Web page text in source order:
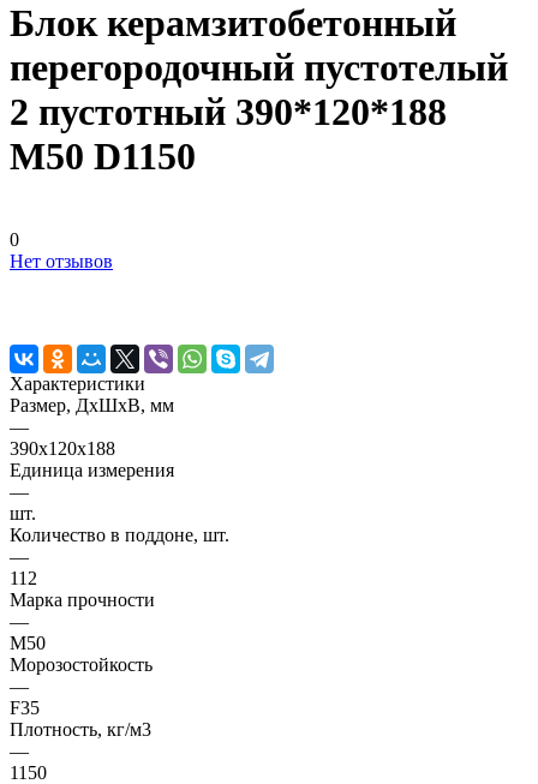
Блок керамзитобетонный
перегородочный пустотелый
2 пустотный 390*120*188
М50 D1150
0
Нет отзывов
Характеристики
Размер, ДхШхВ, мм
—
390х120х188
Единица измерения
—
шт.
Количество в поддоне, шт.
—
112
Марка прочности
—
M50
Морозостойкость
—
F35
Плотность, кг/м3
—
1150